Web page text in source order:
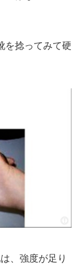
を捻ってみて硬
、強度が足り